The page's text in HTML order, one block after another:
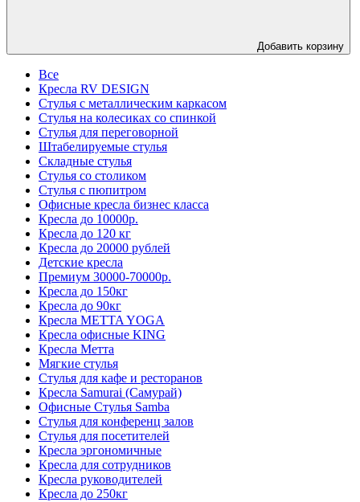
Добавить корзину
Все
Кресла RV DESIGN
Стулья с металлическим каркасом
Стулья на колесиках со спинкой
Стулья для переговорной
Штабелируемые стулья
Складные стулья
Стулья со столиком
Стулья с пюпитром
Офисные кресла бизнес класса
Кресла до 10000р.
Кресла до 120 кг
Кресла до 20000 рублей
Детские кресла
Премиум 30000-70000р.
Кресла до 150кг
Кресла до 90кг
Кресла METTA YOGA
Кресла офисные KING
Кресла Метта
Мягкие стулья
Стулья для кафе и ресторанов
Кресла Samurai (Самурай)
Офисные Стулья Samba
Стулья для конференц залов
Стулья для посетителей
Кресла эргономичные
Кресла для сотрудников
Кресла руководителей
Кресла до 250кг